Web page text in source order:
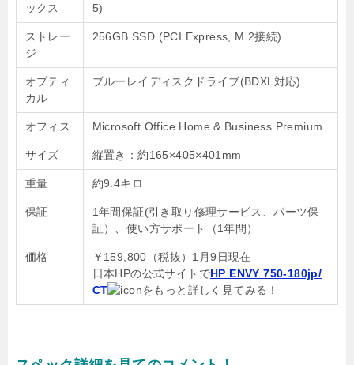
ックス
5)
ストレー
ジ
256GB SSD (PCI Express, M.2接続)
オプティ
カル
ブルーレイディスクドライブ(BDXL対応)
オフィス Microsoft Office Home & Business Premium
サイズ 縦置き：約165×405×401mm
重量 約9.4キロ
保証
1年間保証(引き取り修理サービス、パーツ保
証）、使い方サポート（1年間）
価格
￥159,800（税抜）1月9日現在
日本HPの公式サイトでHP ENVY 750-180jp/
CT
をもっと詳しく見てみる！